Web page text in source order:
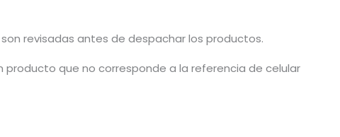
revisadas antes de despachar los productos.
producto que no corresponde a la referencia de celular